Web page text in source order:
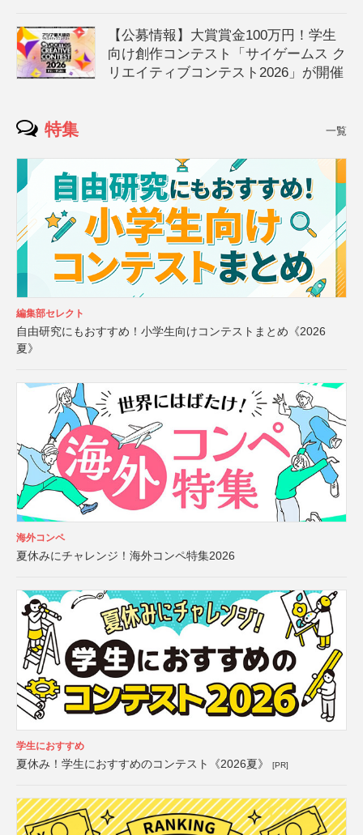
【公募情報】大賞賞金100万円！学生
向け創作コンテスト「サイゲームス ク
リエイティブコンテスト2026」が開催
特集 一覧
編集部セレクト
自由研究にもおすすめ！小学生向けコンテストまとめ《2026
夏》
海外コンペ
夏休みにチャレンジ！海外コンペ特集2026
学生におすすめ
夏休み！学生におすすめのコンテスト《2026夏》 [PR]